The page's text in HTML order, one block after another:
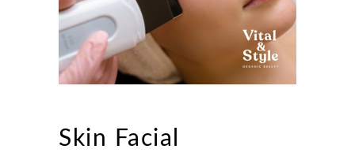
Skin Facial